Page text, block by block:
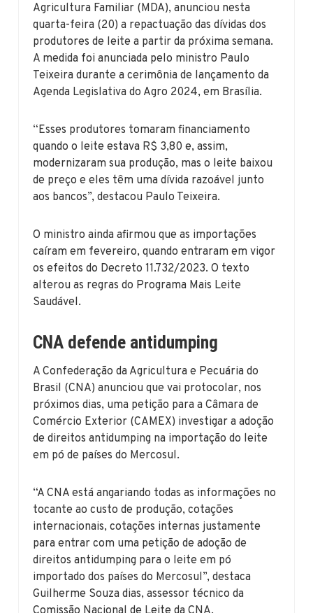
Agricultura Familiar (MDA), anunciou nesta
quarta-feira (20) a repactuação das dívidas dos
produtores de leite a partir da próxima semana.
A medida foi anunciada pelo ministro Paulo
Teixeira durante a cerimônia de lançamento da
Agenda Legislativa do Agro 2024, em Brasília.
“Esses produtores tomaram financiamento
quando o leite estava R$ 3,80 e, assim,
modernizaram sua produção, mas o leite baixou
de preço e eles têm uma dívida razoável junto
aos bancos”, destacou Paulo Teixeira.
O ministro ainda afirmou que as importações
caíram em fevereiro, quando entraram em vigor
os efeitos do Decreto 11.732/2023. O texto
alterou as regras do Programa Mais Leite
Saudável.
CNA defende antidumping
A Confederação da Agricultura e Pecuária do
Brasil (CNA) anunciou que vai protocolar, nos
próximos dias, uma petição para a Câmara de
Comércio Exterior (CAMEX) investigar a adoção
de direitos antidumping na importação do leite
em pó de países do Mercosul.
“A CNA está angariando todas as informações no
tocante ao custo de produção, cotações
internacionais, cotações internas justamente
para entrar com uma petição de adoção de
direitos antidumping para o leite em pó
importado dos países do Mercosul”, destaca
Guilherme Souza dias, assessor técnico da